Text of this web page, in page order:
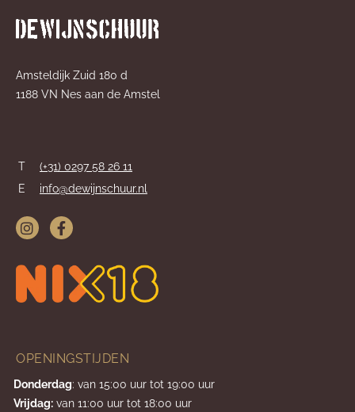
Amsteldijk Zuid 180 d
1188 VN Nes aan de Amstel
T
(+31) 0297 58 26 11
E
info@dewijnschuur.nl
OPENINGSTIJDEN
Donderdag: van 15:00 uur tot 19:00 uur
Vrijdag: van 11:00 uur tot 18:00 uur